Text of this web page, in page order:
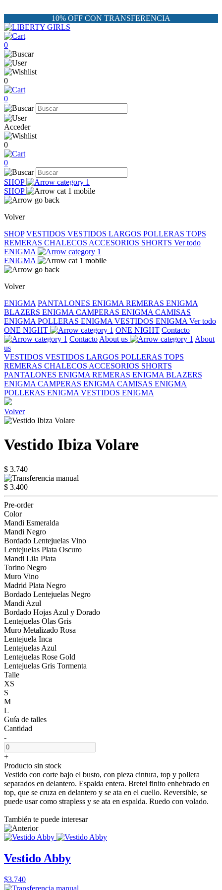
10% OFF CON TRANSFERENCIA
0
0
0
Acceder
0
0
SHOP
SHOP
Volver
SHOP VESTIDOS VESTIDOS LARGOS POLLERAS TOPS
REMERAS CHALECOS ACCESORIOS SHORTS Ver todo
ENIGMA
ENIGMA
Volver
ENIGMA PANTALONES ENIGMA REMERAS ENIGMA
BLAZERS ENIGMA CAMPERAS ENIGMA CAMISAS
ENIGMA POLLERAS ENIGMA VESTIDOS ENIGMA Ver todo
ONE NIGHT
ONE NIGHT Contacto
Contacto About us
About
us
VESTIDOS VESTIDOS LARGOS POLLERAS TOPS
REMERAS CHALECOS ACCESORIOS SHORTS
PANTALONES ENIGMA REMERAS ENIGMA BLAZERS
ENIGMA CAMPERAS ENIGMA CAMISAS ENIGMA
POLLERAS ENIGMA VESTIDOS ENIGMA
Volver
Vestido Ibiza Volare
$ 3.740
$ 3.400
Pre-order
Color
Mandi Esmeralda
Mandi Negro
Bordado Lentejuelas Vino
Lentejuelas Plata Oscuro
Mandi Lila Plata
Torino Negro
Muro Vino
Madrid Plata Negro
Bordado Lentejuelas Negro
Mandi Azul
Bordado Hojas Azul y Dorado
Lentejuelas Olas Gris
Muro Metalizado Rosa
Lentejuela Inca
Lentejuelas Azul
Lentejuelas Rose Gold
Lentejuelas Gris Tormenta
Talle
XS
S
M
L
Guía de talles
Cantidad
-
+
Producto sin stock
Vestido con corte bajo el busto, con pieza cintura, top y pollera
separados en delantero. Espalda entera. Bretel finito enhebrado en
top, que se cruza en delantero y se ata en el cuello. Reversible, se
puede usar como strapless y se ata en espalda. Ruedo con volado.
También te puede interesar
Vestido Abby
$3.740